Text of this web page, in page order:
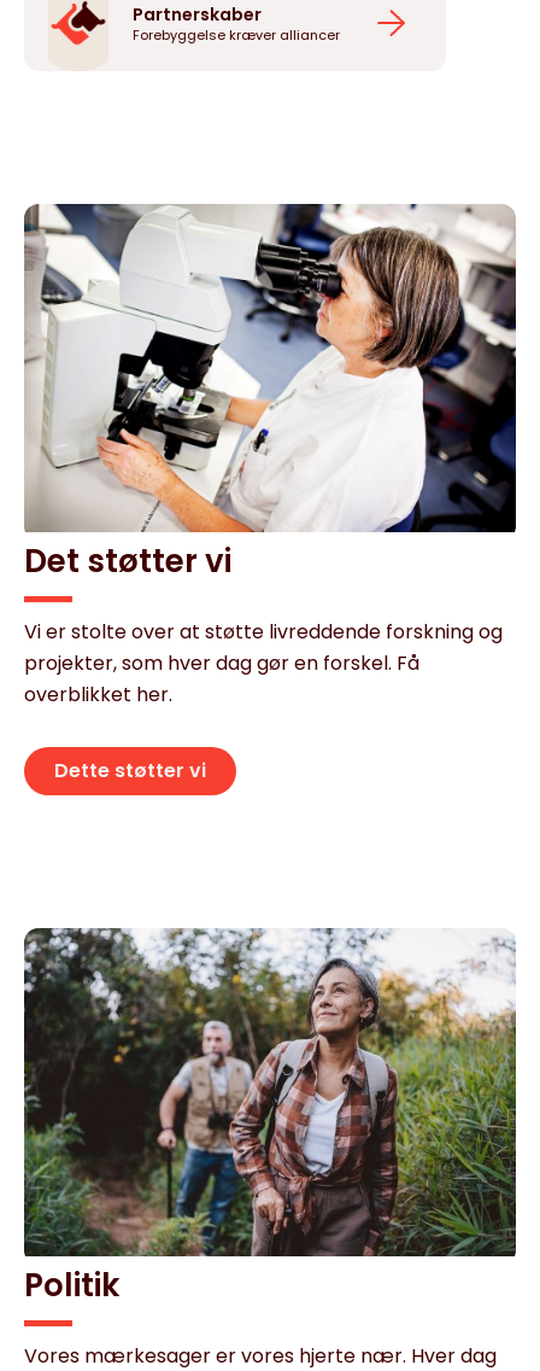
Partnerskaber
Forebyggelse kræver alliancer
Det støtter vi
Vi er stolte over at støtte livreddende forskning og
projekter, som hver dag gør en forskel. Få
overblikket her.
Dette støtter vi
Politik
Vores mærkesager er vores hjerte nær. Hver dag